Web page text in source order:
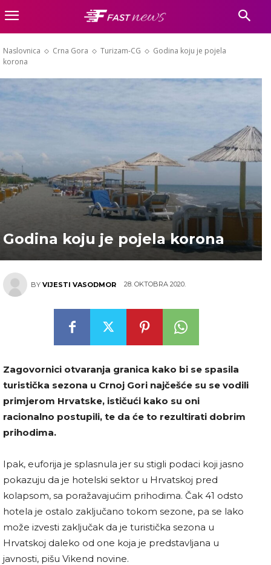
Naslovnica Crna Gora Turizam-CG
Godina koju je pojela
korona
Godina koju je pojela korona
BY VIJESTI VASODMOR 28. OKTOBRA 2020.
Zagovornici otvaranja granica kako bi se spasila
turistička sezona u Crnoj Gori najčešće su se vodili
primjerom Hrvatske, ističući kako su oni
racionalno postupili, te da će to rezultirati dobrim
prihodima.
Ipak, euforija je splasnula jer su stigli podaci koji jasno
pokazuju da je hotelski sektor u Hrvatskoj pred
kolapsom, sa poražavajućim prihodima. Čak 41 odsto
hotela je ostalo zaključano tokom sezone, pa se lako
može izvesti zaključak da je turistička sezona u
Hrvatskoj daleko od one koja je predstavljana u
javnosti, pišu Vikend novine.